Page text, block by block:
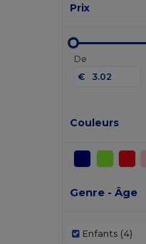
Prix
De
€
Couleurs
Genre - Âge
Enfants (4)